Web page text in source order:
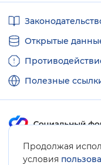
Продолжая
условия
ссылки
Открытые
Полезные
Карта сайта